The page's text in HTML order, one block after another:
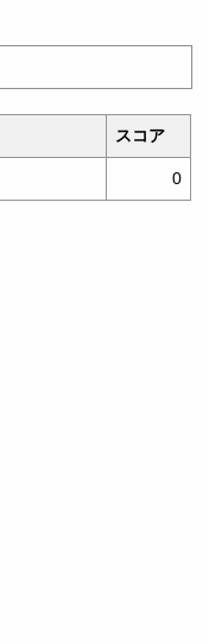
スコア
0